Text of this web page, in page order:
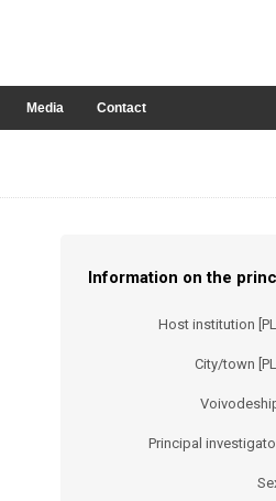
Media Contact
Information on the
Host institution
City/town [PL]
Principal